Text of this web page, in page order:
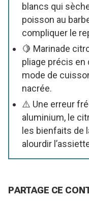
blancs qui
poisson au
compliquer le
🍋 Marinade
pliage précis
mode de
nacrée.
⚠️ Une erreur
aluminium, le
les bienfaits de
alourdir
PARTAGE CE